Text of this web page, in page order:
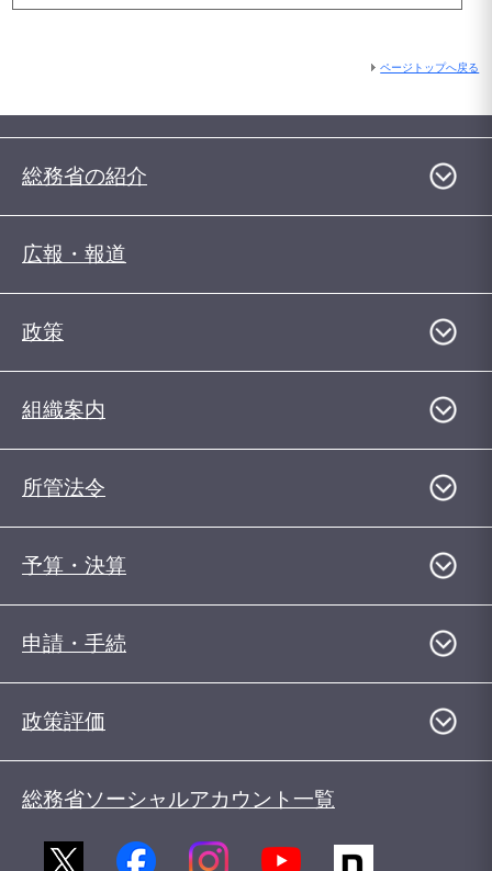
ページトップへ戻る
総務省の紹介
広報・報道
政策
組織案内
所管法令
予算・決算
申請・手続
政策評価
総務省ソーシャルアカウント一覧